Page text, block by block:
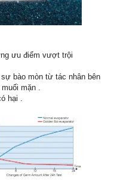
ưu điểm vượt trội
bào mòn từ tác nhân bên
mặn .
hại .